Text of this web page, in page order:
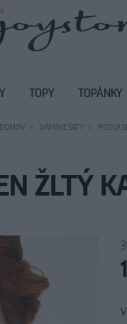
DOMOV DÁMSKE ŠATY PODĽA
ŽLTÝ
TOPY TOPÁNKY